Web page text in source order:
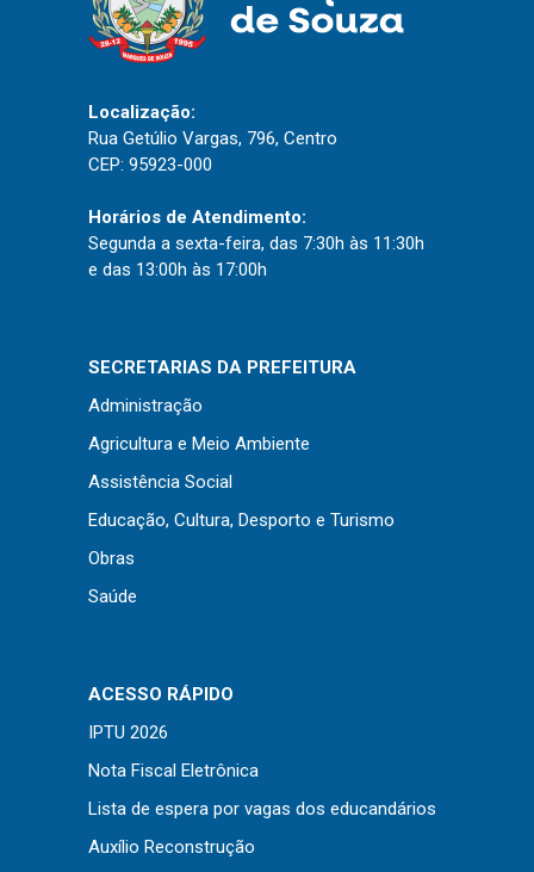
Localização:
Rua Getúlio Vargas, 796, Centro
CEP: 95923-000
Horários de Atendimento:
Segunda a sexta-feira, das 7:30h às 11:30h
e das 13:00h às 17:00h
SECRETARIAS DA PREFEITURA
Administração
Agricultura e Meio Ambiente
Assistência Social
Educação, Cultura, Desporto e Turismo
Obras
Saúde
ACESSO RÁPIDO
IPTU 2026
Nota Fiscal Eletrônica
Lista de espera por vagas dos educandários
Auxílio Reconstrução